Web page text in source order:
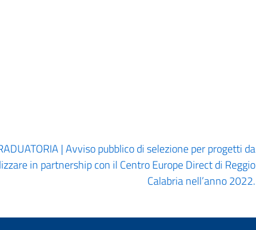
| Avviso pubblico di selezione per progetti da
in partnership con il Centro Europe Direct di Reggio
Calabria nell’anno 2022.